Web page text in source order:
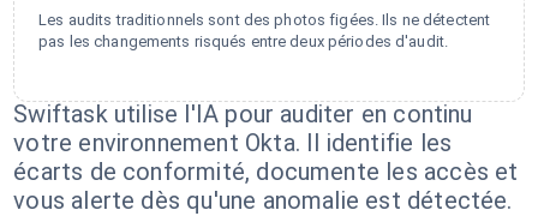
Les audits traditionnels sont des photos figées. Ils ne détectent
pas les changements risqués entre deux périodes d'audit.
Swiftask utilise l'IA pour auditer en continu
votre environnement Okta. Il identifie les
écarts de conformité, documente les accès et
vous alerte dès qu'une anomalie est détectée.